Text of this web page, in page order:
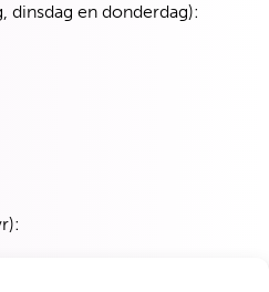
dinsdag en donderdag):